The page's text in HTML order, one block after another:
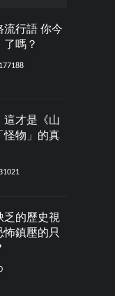
流行語 你今
了嗎？
177188
這才是《山
怪物」的真
乏的歷史視
怖鎮壓的只